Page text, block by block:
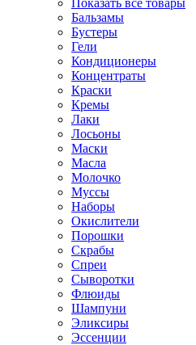
Показать все товары
Бальзамы
Бустеры
Гели
Кондиционеры
Концентраты
Краски
Кремы
Лаки
Лосьоны
Маски
Масла
Молочко
Муссы
Наборы
Окислители
Порошки
Скрабы
Спреи
Сыворотки
Флюиды
Шампуни
Эликсиры
Эссенции